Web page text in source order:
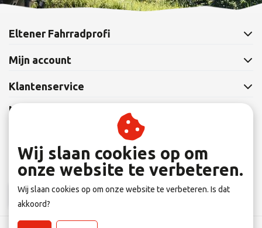
Eltener Fahrradprofi
Mijn account
Klantenservice
Nieuwsbrief
Abonneer je op onze nieuwsbrief om op de hoogte te blijven.
Abonneer
Wij slaan cookies op om
onze website te verbeteren.
Wij slaan cookies op om onze website te verbeteren. Is dat
akkoord?